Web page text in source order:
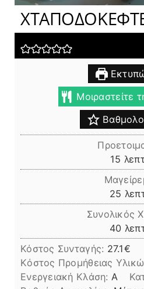
Μοιραστείτε
15
25
Συνολικός
40
Κόστος Συνταγής: 27.1€
Kόστος Προμήθειας
Ενεργειακή Κλάση: A